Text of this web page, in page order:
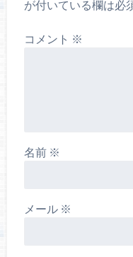
が付いている欄は必
コメント ※
名前 ※
メール ※